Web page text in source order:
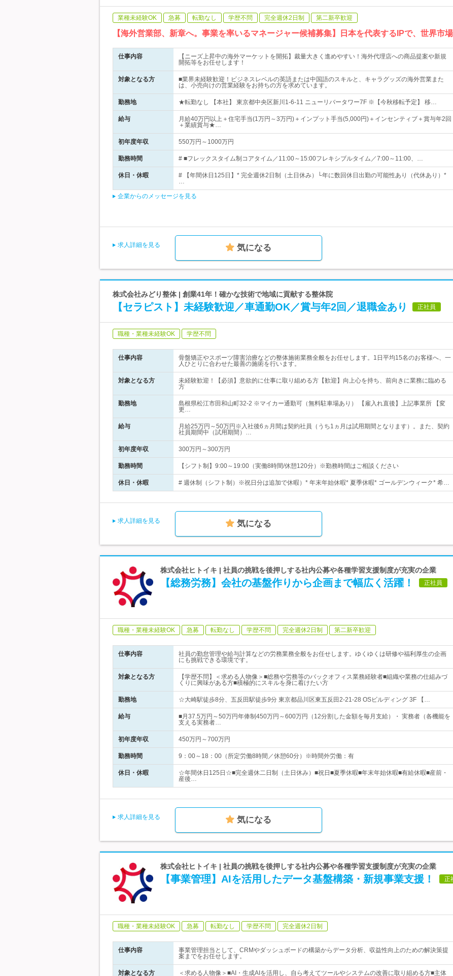
業種未経験OK 急募 転勤なし 学歴不問 完全週休2日制 第二新卒歓迎
【海外営業部、新章へ。事業を率いるマネージャー候補募集】日本を代表するIPで、世界市場
仕事内容
【ニーズ上昇中の海外マーケットを開拓】裁量大きく進めやすい！海外代理店への商品提案や新規
開拓等をお任せします！
対象となる方
■業界未経験歓迎！ビジネスレベルの英語または中国語のスキルと、キャラグッズの海外営業また
は、小売向けの営業経験をお持ちの方を求めています。
勤務地 ★転勤なし 【本社】 東京都中央区新川1-6-11 ニューリバータワー7F ※【今秋移転予定】 移…
給与
月給40万円以上＋住宅手当(1万円～3万円)＋インプット手当(5,000円)＋インセンティブ＋賞与年2回
＋業績賞与★…
初年度年収 550万円～1000万円
勤務時間 # ■フレックスタイム制コアタイム／11:00～15:00フレキシブルタイム／7:00～11:00、…
休日・休暇
# 【年間休日125日】* 完全週休2日制（土日休み）└年に数回休日出勤の可能性あり（代休あり）*
…
企業からのメッセージを見る
求人詳細を見る 気になる
株式会社みどり整体 | 創業41年！確かな技術で地域に貢献する整体院
【セラピスト】未経験歓迎／車通勤OK／賞与年2回／退職金あり 正社員
職種・業種未経験OK 学歴不問
仕事内容
骨盤矯正やスポーツ障害治療などの整体施術業務全般をお任せします。1日平均15名のお客様へ、一
人ひとりに合わせた最善の施術を行います。
対象となる方
未経験歓迎！【必須】意欲的に仕事に取り組める方【歓迎】向上心を持ち、前向きに業務に臨める
方
勤務地
島根県松江市田和山町32-2 ※マイカー通勤可（無料駐車場あり） 【雇入れ直後】上記事業所 【変
更…
給与
月給25万円～50万円※入社後6ヵ月間は契約社員（うち1ヵ月は試用期間となります）。また、契約
社員期間中（試用期間）…
初年度年収 300万円～300万円
勤務時間 【シフト制】9:00～19:00（実働8時間/休憩120分）※勤務時間はご相談ください
休日・休暇 # 週休制（シフト制）※祝日分は追加で休暇）* 年末年始休暇* 夏季休暇* ゴールデンウィーク* 希…
求人詳細を見る 気になる
株式会社ヒトイキ | 社員の挑戦を後押しする社内公募や各種学習支援制度が充実の企業
【総務労務】会社の基盤作りから企画まで幅広く活躍！ 正社員
職種・業種未経験OK 急募 転勤なし 学歴不問 完全週休2日制 第二新卒歓迎
仕事内容
社員の勤怠管理や給与計算などの労務業務全般をお任せします。ゆくゆくは研修や福利厚生の企画
にも挑戦できる環境です。
対象となる方
【学歴不問】＜求める人物像＞■総務や労務等のバックオフィス業務経験者■組織や業務の仕組みづ
くりに興味がある方■積極的にスキルを身に着けたい方
勤務地 ☆大崎駅徒歩8分、五反田駅徒歩9分 東京都品川区東五反田2-21-28 OSビルディング 3F 【…
給与
■月37.5万円～50万円年俸制450万円～600万円（12分割した金額を毎月支給）・ 実務者（各機能を
支える実務者…
初年度年収 450万円～700万円
勤務時間 9：00～18：00（所定労働8時間／休憩60分）※時間外労働：有
休日・休暇
☆年間休日125日☆■完全週休二日制（土日休み）■祝日■夏季休暇■年末年始休暇■有給休暇■産前・
産後…
求人詳細を見る 気になる
株式会社ヒトイキ | 社員の挑戦を後押しする社内公募や各種学習支援制度が充実の企業
【事業管理】AIを活用したデータ基盤構築・新規事業支援！ 正
職種・業種未経験OK 急募 転勤なし 学歴不問 完全週休2日制
仕事内容
事業管理担当として、CRMやダッシュボードの構築からデータ分析、収益性向上のための解決策提
案までをお任せします。
対象となる方
＜求める人物像＞■AI・生成AIを活用し、自ら考えてツールやシステムの改善に取り組める方■主体